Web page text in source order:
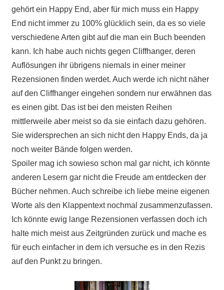
gehört ein Happy End, aber für mich muss ein Happy
End nicht immer zu 100% glücklich sein, da es so viele
verschiedene Arten gibt auf die man ein Buch beenden
kann. Ich habe auch nichts gegen Cliffhanger, deren
Auflösungen ihr übrigens niemals in einer meiner
Rezensionen finden werdet. Auch werde ich nicht näher
auf den Cliffhanger eingehen sondern nur erwähnen das
es einen gibt. Das ist bei den meisten Reihen
mittlerweile aber meist so da sie einfach dazu gehören.
Sie widersprechen an sich nicht den Happy Ends, da ja
noch weiter Bände folgen werden.
Spoiler mag ich sowieso schon mal gar nicht, ich könnte
anderen Lesern gar nicht die Freude am entdecken der
Bücher nehmen. Auch schreibe ich liebe meine eigenen
Worte als den Klappentext nochmal zusammenzufassen.
Ich könnte ewig lange Rezensionen verfassen doch ich
halte mich meist aus Zeitgründen zurück und mache es
für euch einfacher in dem ich versuche es in den Rezis
auf den Punkt zu bringen.